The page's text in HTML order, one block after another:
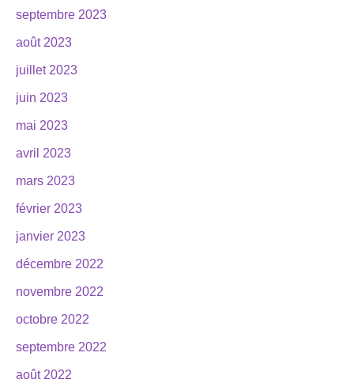
septembre 2023
août 2023
juillet 2023
juin 2023
mai 2023
avril 2023
mars 2023
février 2023
janvier 2023
décembre 2022
novembre 2022
octobre 2022
septembre 2022
août 2022